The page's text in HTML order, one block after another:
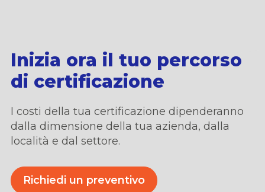
Inizia ora il tuo percorso
di certificazione
I costi della tua certificazione dipenderanno
dalla dimensione della tua azienda, dalla
località e dal settore.
Richiedi un preventivo